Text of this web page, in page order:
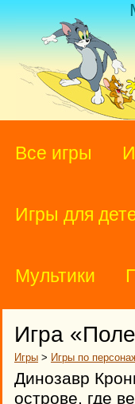
Все игры
Игры для
Мультики
Игра
Игры > Игры по
Динозавр
острове, где